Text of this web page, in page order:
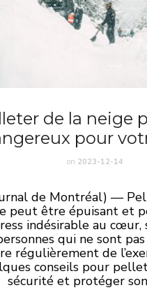
de la neige
pour
on 2023-12-14
de Montréal) —
peut être épuisant et
indésirable au
qui ne sont
régulièrement de
conseils pour
sécurité et protéger